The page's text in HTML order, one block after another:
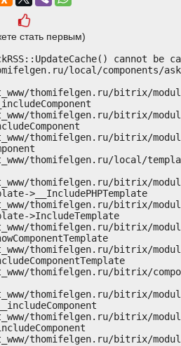
стать первым)
cannot
local/components/
>__IncludePHPTemplate
>IncludeTemplate